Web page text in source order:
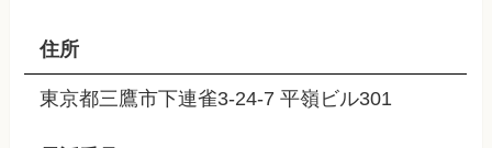
住所
東京都三鷹市下連雀3-24-7 平嶺ビル301